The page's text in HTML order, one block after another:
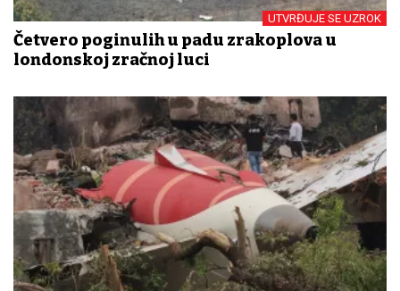
UTVRĐUJE SE UZROK
Četvero poginulih u padu zrakoplova u
londonskoj zračnoj luci